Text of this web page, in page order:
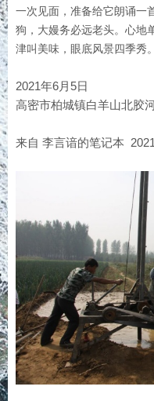
一次见面，准备给它朗诵一
狗，大嫚务必远老头。心地
津叫美味，眼底风景四季秀
2021年6月5日
高密市柏城镇白羊山北胶
来自 李言谙的笔记本